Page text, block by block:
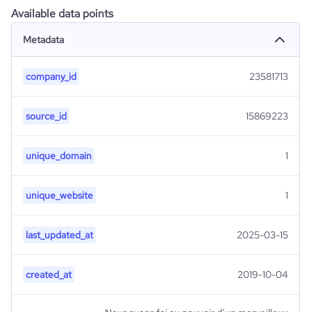
Available data points
Metadata
company_id 23581713
source_id 15869223
unique_domain 1
unique_website 1
last_updated_at 2025-03-15
created_at 2019-10-04